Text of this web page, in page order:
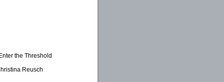
the Threshold
Reusch